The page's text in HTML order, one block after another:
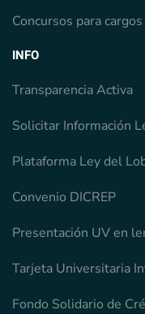
Concursos para
INFO
Transparencia Activa
Solicitar Información
Plataforma Ley del
Convenio DICREP
Presentación UV en
Tarjeta Universitaria
Fondo Solidario de